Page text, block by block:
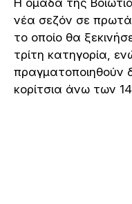
Η ομάδα της
νέα σεζόν σε
το οποίο θα
τρίτη κατηγορία,
πραγματοποιηθούν
κορίτσια άνω των